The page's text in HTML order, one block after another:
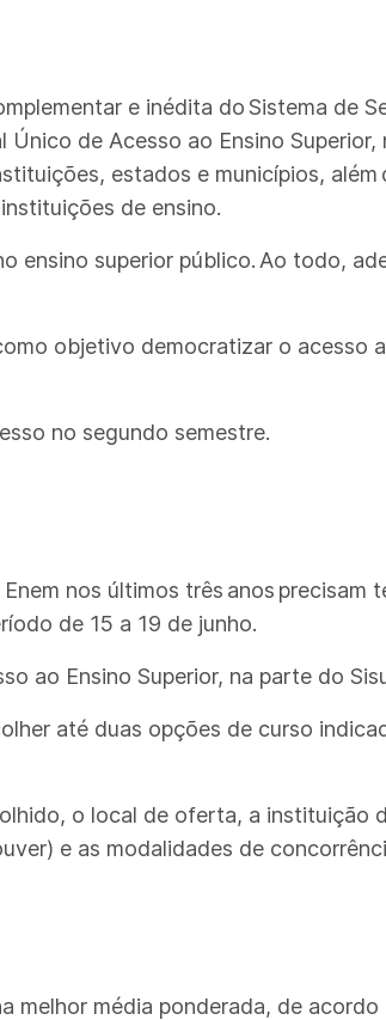
e inédita do Sistema de
de Acesso ao Ensino
estados e municípios, além
de ensino.
ensino superior público. Ao todo,
objetivo democratizar o acesso
no segundo semestre.
nos últimos três anos precisam
de 15 a 19 de junho.
ao Ensino Superior, na parte do
até duas opções de curso
o local de oferta, a instituição
e as modalidades de
melhor média ponderada, de